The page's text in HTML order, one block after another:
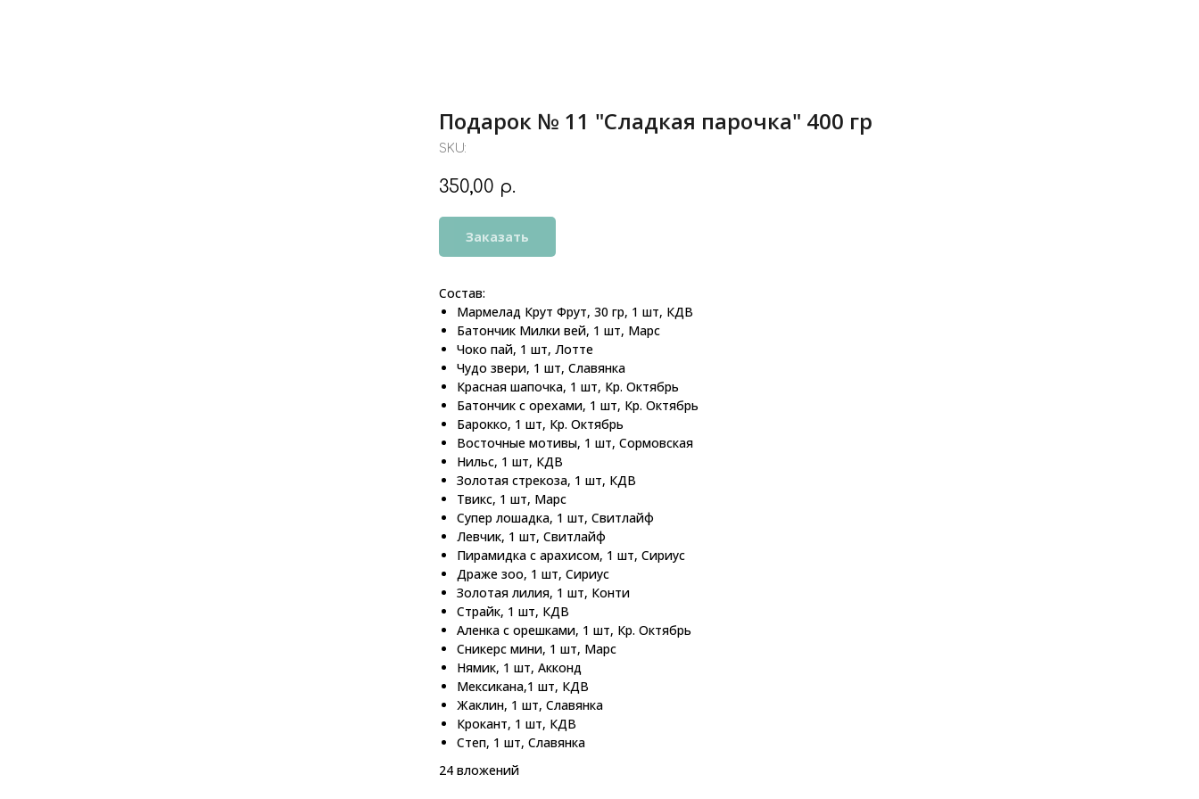
Подарок № 11 "Сладкая парочка" 400 гр
SKU:
350,00 р.
Заказать
Состав:
Мармелад Крут Фрут, 30 гр, 1 шт, КДВ
Батончик Милки вей, 1 шт, Марс
Чоко пай, 1 шт, Лотте
Чудо звери, 1 шт, Славянка
Красная шапочка, 1 шт, Кр. Октябрь
Батончик с орехами, 1 шт, Кр. Октябрь
Барокко, 1 шт, Кр. Октябрь
Восточные мотивы, 1 шт, Сормовская
Нильс, 1 шт, КДВ
Золотая стрекоза, 1 шт, КДВ
Твикс, 1 шт, Марс
Супер лошадка, 1 шт, Свитлайф
Левчик, 1 шт, Свитлайф
Пирамидка с арахисом, 1 шт, Сириус
Драже зоо, 1 шт, Сириус
Золотая лилия, 1 шт, Конти
Страйк, 1 шт, КДВ
Аленка с орешками, 1 шт, Кр. Октябрь
Сникерс мини, 1 шт, Марс
Нямик, 1 шт, Акконд
Мексикана,1 шт, КДВ
Жаклин, 1 шт, Славянка
Крокант, 1 шт, КДВ
Степ, 1 шт, Славянка
24 вложений